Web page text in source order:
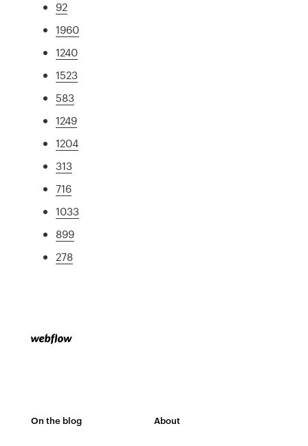
92
1960
1240
1523
583
1249
1204
313
716
1033
899
278
On the blog About